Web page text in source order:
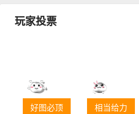
玩家投票
好图必顶 相当给力